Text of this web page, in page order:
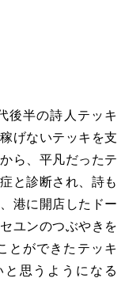
後半の詩人テッキ
げないテッキを支
ら、平凡だったテ
と診断され、詩も
港に開店したドー
ユンのつぶやきを
とができたテッキ
思うようになる